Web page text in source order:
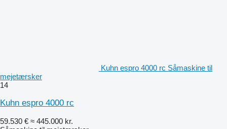
Kuhn espro 4000 rc Såmaskine til
mejetærsker
14
Kuhn espro 4000 rc
59.530 € ≈ 445.000 kr.